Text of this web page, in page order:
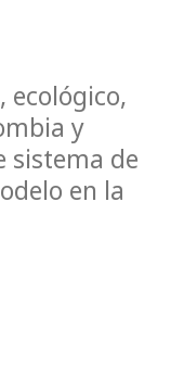
ecológico,
y
sistema de
en la